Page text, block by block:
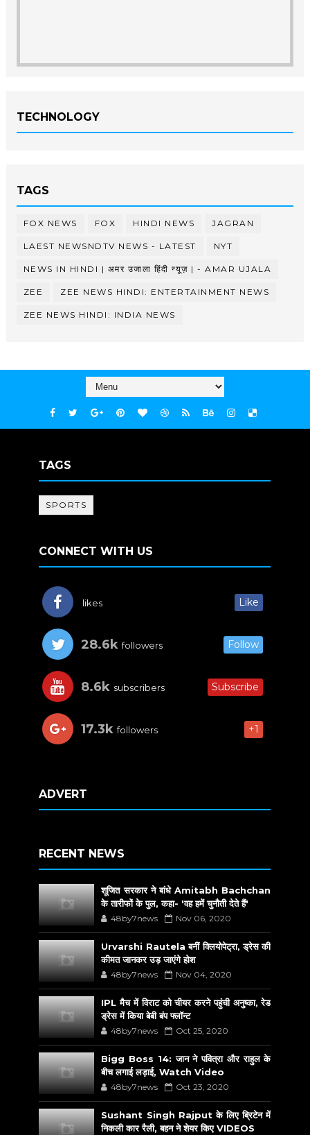
TECHNOLOGY
TAGS
FOX NEWS FOX HINDI NEWS JAGRAN
LAEST NEWSNDTV NEWS - LATEST NYT
NEWS IN HINDI | अमर उजाला हिंदी न्यूज़ | - AMAR UJALA
ZEE ZEE NEWS HINDI: ENTERTAINMENT NEWS
ZEE NEWS HINDI: INDIA NEWS
TAGS
SPORTS
CONNECT WITH US
likes Like
28.6k followers Follow
8.6k subscribers Subscribe
17.3k followers +1
ADVERT
RECENT NEWS
शूजित सरकार ने बांधे Amitabh Bachchan
के तारीफों के पुल, कहा- 'वह हमें चुनौती देते हैं'
48by7news Nov 06, 2020
Urvarshi Rautela बनीं क्लियोपेट्रा, ड्रेस की
कीमत जानकर उड़ जाएंगे होश
48by7news Nov 04, 2020
IPL मैच में विराट को चीयर करने पहुंची अनुष्का, रेड
ड्रेस में किया बेबी बंप फ्लॉन्ट
48by7news Oct 25, 2020
Bigg Boss 14: जान ने पवित्रा और राहुल के
बीच लगाई लड़ाई, Watch Video
48by7news Oct 23, 2020
Sushant Singh Rajput के लिए ब्रिटेन में
निकली कार रैली, बहन ने शेयर किए VIDEOS